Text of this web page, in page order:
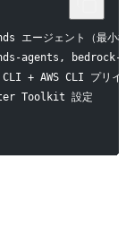
ジェント（最小構
agents, bedrock-
CLI プリイン
Toolkit 設定